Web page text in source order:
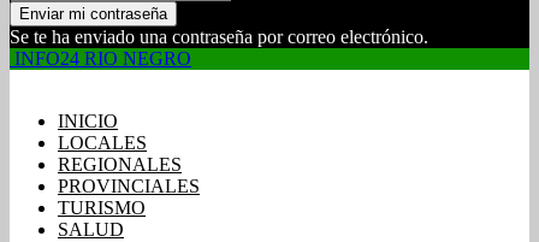
Se te ha enviado una contraseña por correo electrónico.
INFO24 RIO NEGRO
INICIO
LOCALES
REGIONALES
PROVINCIALES
TURISMO
SALUD